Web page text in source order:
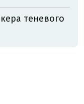
теневого